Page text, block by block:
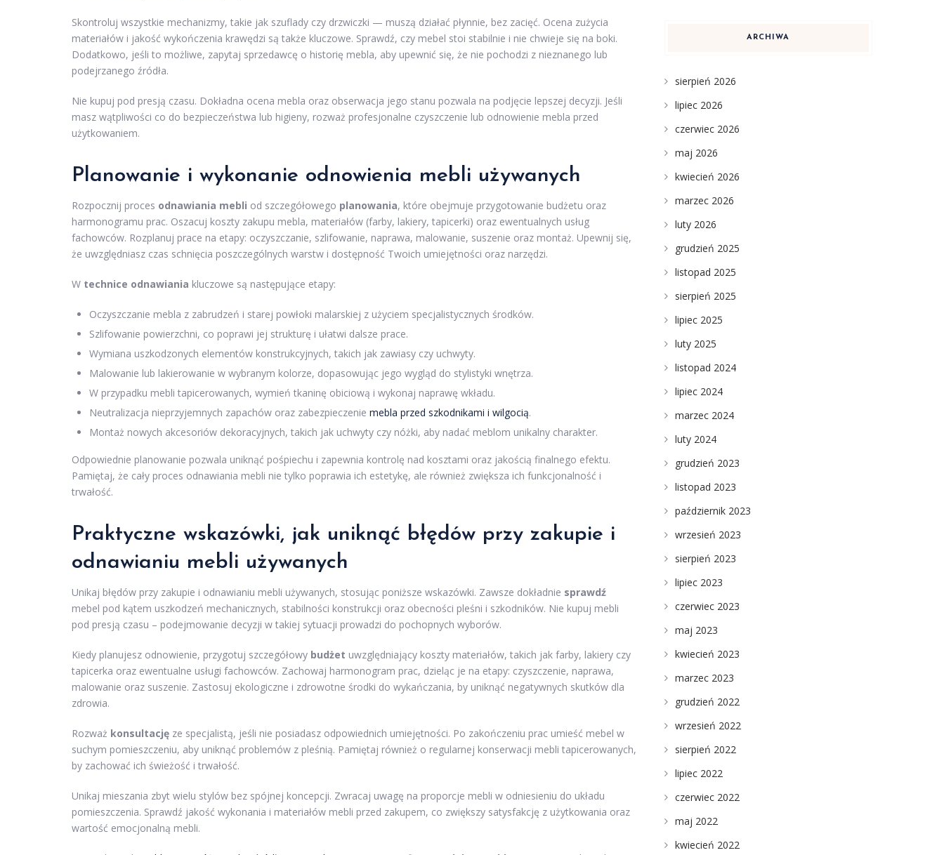
Skontroluj wszystkie mechanizmy, takie jak szuflady czy drzwiczki — muszą działać płynnie, bez zacięć. Ocena zużycia
materiałów i jakość wykończenia krawędzi są także kluczowe. Sprawdź, czy mebel stoi stabilnie i nie chwieje się na boki.
Dodatkowo, jeśli to możliwe, zapytaj sprzedawcę o historię mebla, aby upewnić się, że nie pochodzi z nieznanego lub
podejrzanego źródła.
Nie kupuj pod presją czasu. Dokładna ocena mebla oraz obserwacja jego stanu pozwala na podjęcie lepszej decyzji. Jeśli
masz wątpliwości co do bezpieczeństwa lub higieny, rozważ profesjonalne czyszczenie lub odnowienie mebla przed
użytkowaniem.
Planowanie i wykonanie odnowienia mebli używanych
Rozpocznij proces odnawiania mebli od szczegółowego planowania, które obejmuje przygotowanie budżetu oraz
harmonogramu prac. Oszacuj koszty zakupu mebla, materiałów (farby, lakiery, tapicerki) oraz ewentualnych usług
fachowców. Rozplanuj prace na etapy: oczyszczanie, szlifowanie, naprawa, malowanie, suszenie oraz montaż. Upewnij się,
że uwzględniasz czas schnięcia poszczególnych warstw i dostępność Twoich umiejętności oraz narzędzi.
W technice odnawiania kluczowe są następujące etapy:
Oczyszczanie mebla z zabrudzeń i starej powłoki malarskiej z użyciem specjalistycznych środków.
Szlifowanie powierzchni, co poprawi jej strukturę i ułatwi dalsze prace.
Wymiana uszkodzonych elementów konstrukcyjnych, takich jak zawiasy czy uchwyty.
Malowanie lub lakierowanie w wybranym kolorze, dopasowując jego wygląd do stylistyki wnętrza.
W przypadku mebli tapicerowanych, wymień tkaninę obiciową i wykonaj naprawę wkładu.
Neutralizacja nieprzyjemnych zapachów oraz zabezpieczenie mebla przed szkodnikami i wilgocią.
Montaż nowych akcesoriów dekoracyjnych, takich jak uchwyty czy nóżki, aby nadać meblom unikalny charakter.
Odpowiednie planowanie pozwala uniknąć pośpiechu i zapewnia kontrolę nad kosztami oraz jakością finalnego efektu.
Pamiętaj, że cały proces odnawiania mebli nie tylko poprawia ich estetykę, ale również zwiększa ich funkcjonalność i
trwałość.
Praktyczne wskazówki, jak uniknąć błędów przy zakupie i
odnawianiu mebli używanych
Unikaj błędów przy zakupie i odnawianiu mebli używanych, stosując poniższe wskazówki. Zawsze dokładnie sprawdź
mebel pod kątem uszkodzeń mechanicznych, stabilności konstrukcji oraz obecności pleśni i szkodników. Nie kupuj mebli
pod presją czasu – podejmowanie decyzji w takiej sytuacji prowadzi do pochopnych wyborów.
Kiedy planujesz odnowienie, przygotuj szczegółowy budżet uwzględniający koszty materiałów, takich jak farby, lakiery czy
tapicerka oraz ewentualne usługi fachowców. Zachowaj harmonogram prac, dzieląc je na etapy: czyszczenie, naprawa,
malowanie oraz suszenie. Zastosuj ekologiczne i zdrowotne środki do wykańczania, by uniknąć negatywnych skutków dla
zdrowia.
Rozważ konsultację ze specjalistą, jeśli nie posiadasz odpowiednich umiejętności. Po zakończeniu prac umieść mebel w
suchym pomieszczeniu, aby uniknąć problemów z pleśnią. Pamiętaj również o regularnej konserwacji mebli tapicerowanych,
by zachować ich świeżość i trwałość.
Unikaj mieszania zbyt wielu stylów bez spójnej koncepcji. Zwracaj uwagę na proporcje mebli w odniesieniu do układu
pomieszczenia. Sprawdź jakość wykonania i materiałów mebli przed zakupem, co zwiększy satysfakcję z użytkowania oraz
wartość emocjonalną mebli.
ARCHIWA
sierpień 2026
lipiec 2026
czerwiec 2026
maj 2026
kwiecień 2026
marzec 2026
luty 2026
grudzień 2025
listopad 2025
sierpień 2025
lipiec 2025
luty 2025
listopad 2024
lipiec 2024
marzec 2024
luty 2024
grudzień 2023
listopad 2023
październik 2023
wrzesień 2023
sierpień 2023
lipiec 2023
czerwiec 2023
maj 2023
kwiecień 2023
marzec 2023
grudzień 2022
wrzesień 2022
sierpień 2022
lipiec 2022
czerwiec 2022
maj 2022
kwiecień 2022